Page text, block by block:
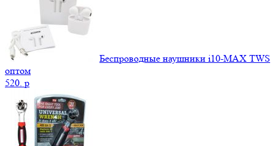
Беспроводные наушники i10-MAX TWS
оптом
520. p